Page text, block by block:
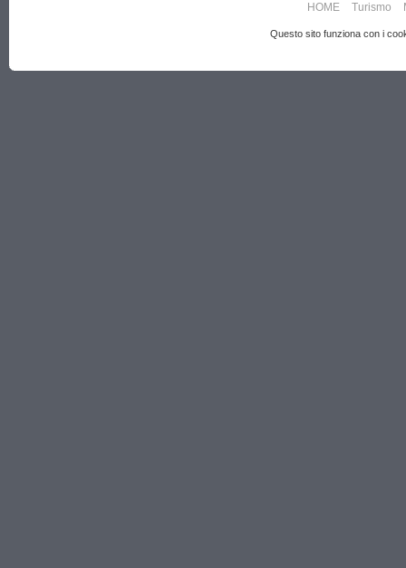
HOME Turismo
Questo sito funziona con i